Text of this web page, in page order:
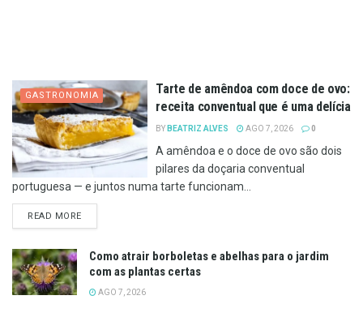
GASTRONOMIA
Tarte de amêndoa com doce de ovo:
receita conventual que é uma delícia
BY BEATRIZ ALVES AGO 7, 2026 0
A amêndoa e o doce de ovo são dois
pilares da doçaria conventual
portuguesa — e juntos numa tarte funcionam...
READ MOREDETAILS
Como atrair borboletas e abelhas para o jardim
com as plantas certas
AGO 7, 2026